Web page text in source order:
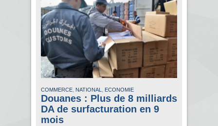
COMMERCE, NATIONAL , ECONOMIE
Douanes : Plus de 8 milliards
DA de surfacturation en 9
mois